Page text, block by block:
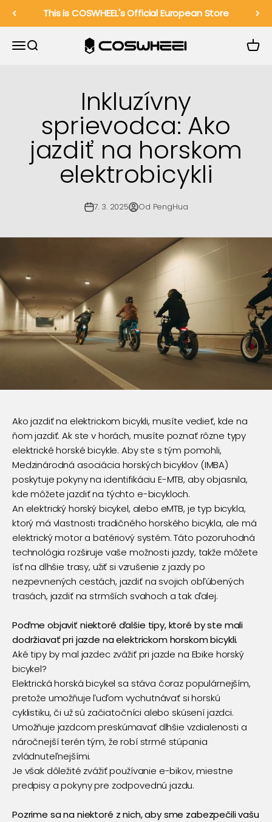
Preskočiť na obsah
This is COSWHEEL's Official European Store
MenuHľadať COSWHEEL EU Official Košík
Inkluzívny
sprievodca: Ako
jazdiť na horskom
elektrobicykli
7. 3. 2025 Od PengHua
Ako jazdiť na elektrickom bicykli, musíte vedieť, kde na
ňom jazdiť. Ak ste v horách, musíte poznať rôzne typy
elektrické horské bicykle. Aby ste s tým pomohli,
Medzinárodná asociácia horských bicyklov (IMBA)
poskytuje pokyny na identifikáciu E-MTB, aby objasnila,
kde môžete jazdiť na týchto e-bicykloch.
An elektrický horský bicykel, alebo eMTB, je typ bicykla,
ktorý má vlastnosti tradičného horského bicykla, ale má
elektrický motor a batériový systém. Táto pozoruhodná
technológia rozširuje vaše možnosti jazdy, takže môžete
ísť na dlhšie trasy, užiť si vzrušenie z jazdy po
nezpevnených cestách, jazdiť na svojich obľúbených
trasách, jazdiť na strmších svahoch a tak ďalej.
Poďme objaviť niektoré ďalšie tipy, ktoré by ste mali
dodržiavať pri jazde na elektrickom horskom bicykli.
Aké tipy by mal jazdec zvážiť pri jazde na Ebike horský
bicykel?
Elektrická horská bicykel sa stáva čoraz populárnejším,
pretože umožňuje ľuďom vychutnávať si horskú
cyklistiku, či už sú začiatočníci alebo skúsení jazdci.
Umožňuje jazdcom preskúmavať dlhšie vzdialenosti a
náročnejší terén tým, že robí strmé stúpania
zvládnuteľnejšími.
Je však dôležité zvážiť používanie e-bikov, miestne
predpisy a pokyny pre zodpovednú jazdu.
Pozrime sa na niektoré z nich, aby sme zabezpečili vašu